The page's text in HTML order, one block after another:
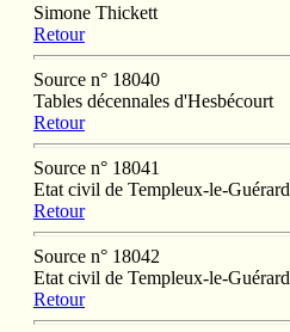
Simone Thickett
Retour
Source n° 18040
Tables décennales d'Hesbécourt
Retour
Source n° 18041
Etat civil de Templeux-le-Guérard
Retour
Source n° 18042
Etat civil de Templeux-le-Guérard
Retour